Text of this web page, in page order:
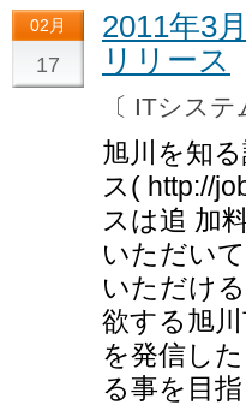
02月
17
2011年3
リリース
〔 ITシス
旭川を知
ス( http://
スは追 加
いただい
いただけ
欲する旭
を発信し
る事を目